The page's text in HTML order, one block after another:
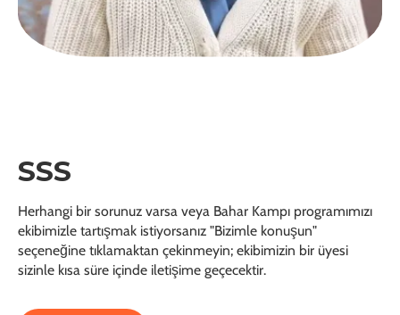
SSS
Herhangi bir sorunuz varsa veya Bahar Kampı programımızı
ekibimizle tartışmak istiyorsanız "Bizimle konuşun"
seçeneğine tıklamaktan çekinmeyin; ekibimizin bir üyesi
sizinle kısa süre içinde iletişime geçecektir.